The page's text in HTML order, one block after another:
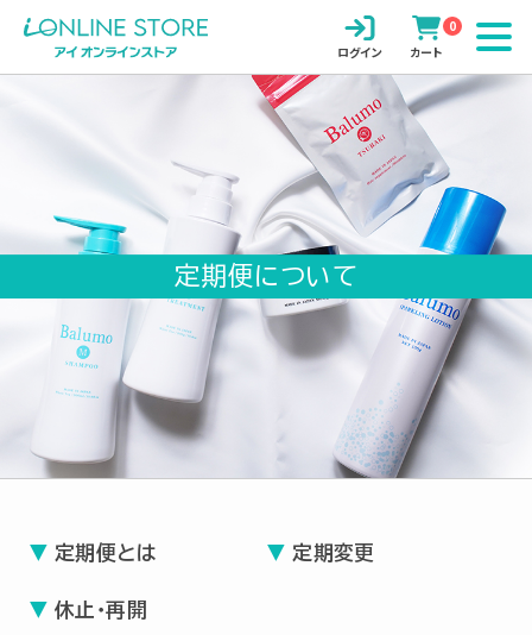
トップ
インフォメーション
ブランド
Balumo
PROSPOT
定期購入
ログイン カート
0
定期便について
定期便とは 定期変更
休止・再開